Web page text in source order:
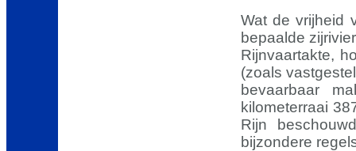
Wat de vrijheid
bepaalde
Rijnvaartakte,
(zoals
bevaarbaar
kilometerraai
Rijn
bijzondere